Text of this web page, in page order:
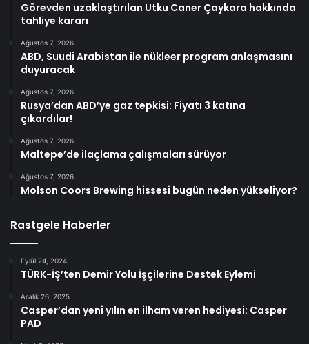
Görevden uzaklaştırılan Utku Caner Çaykara hakkında
tahliye kararı
Ağustos 7, 2026
ABD, Suudi Arabistan ile nükleer program anlaşmasını
duyuracak
Ağustos 7, 2026
Rusya’dan ABD’ye gaz tepkisi: Fiyatı 3 katına
çıkardılar!
Ağustos 7, 2026
Maltepe’de ilaçlama çalışmaları sürüyor
Ağustos 7, 2026
Molson Coors Brewing hissesi bugün neden yükseliyor?
Rastgele Haberler
Eylül 24, 2024
TÜRK-İŞ’ten Demir Yolu İşçilerine Destek Eylemi
Aralık 26, 2025
Casper’dan yeni yılın en ilham veren hediyesi: Casper
PAD